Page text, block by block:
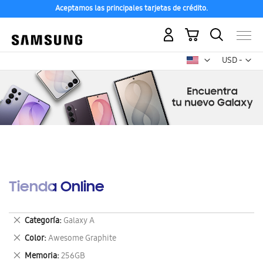
Aceptamos las principales tarjetas de crédito.
USD -
dólar
Mi carrito
Tienda Online
Categoría Galaxy A
Eliminar
este
artículo
Color Awesome Graphite
Eliminar
este
Memoria 256GB
Eliminar